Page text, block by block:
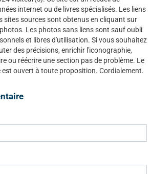
internet ou de livres spécialisés. Les liens
sites sources sont obtenus en cliquant sur
photos. Les photos sans liens sont sauf oubli
et libres d'utilisation. Si vous souhaitez
des précisions, enrichir l'iconographie,
ou réécrire une section pas de problème. Le
est ouvert à toute proposition. Cordialement.